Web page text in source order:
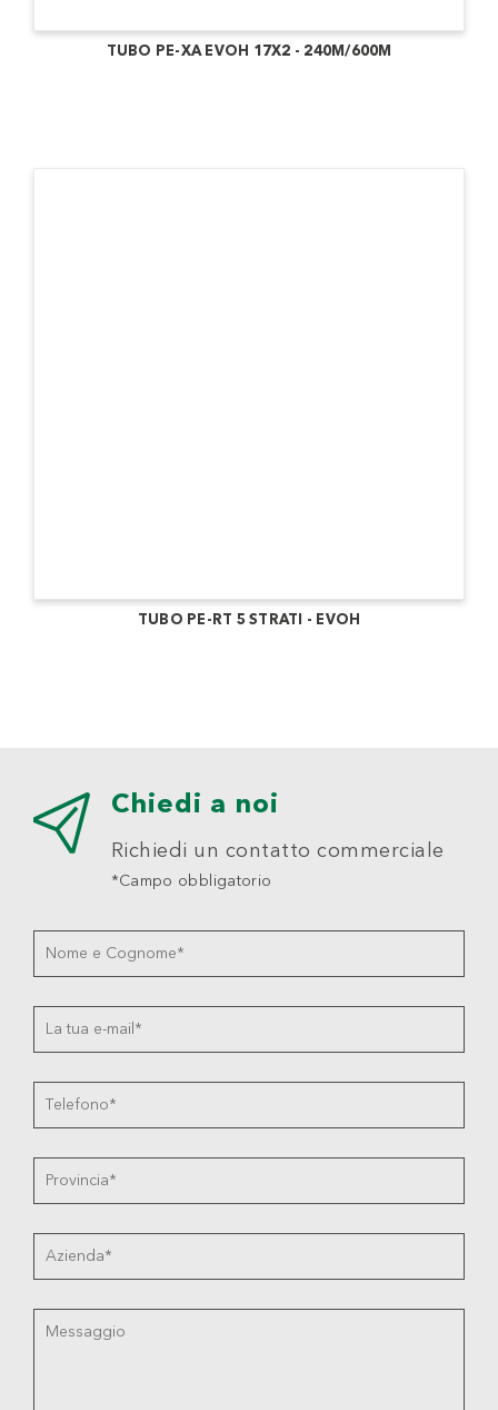
TUBO PE-XA EVOH 17X2 - 240M/600M
TUBO PE-RT 5 STRATI - EVOH
Chiedi a noi
Richiedi un contatto commerciale
*Campo obbligatorio